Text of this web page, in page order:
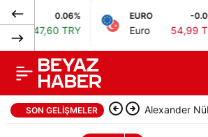
0.06%
TRY
EURO -0.09%
Euro 54,99 TRY
SON GELIŞMELER Alexander
Bakırköy D-100’de
otomobilin çarptığı
yaya hayatını kaybetti